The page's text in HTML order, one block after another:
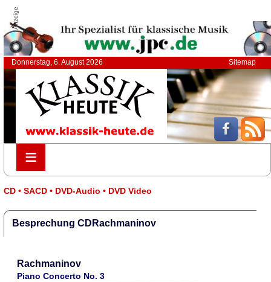
Anzeige
Donnerstag, 6. August 2026 Sitemap
≡
≡
CD • SACD • DVD-Audio • DVD Video
Besprechung CDRachmaninov
Rachmaninov
Piano Concerto No. 3